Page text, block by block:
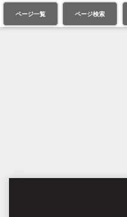
ページ一覧 ページ検索